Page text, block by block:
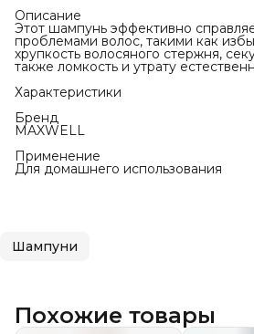
Описание
Этот шампунь эффективно
проблемами волос, такими как
хрупкость волосяного стержня,
также ломкость и утрату
Характеристики
Бренд
MAXWELL
Применение
Для домашнего использования
Шампуни
Похожие товары